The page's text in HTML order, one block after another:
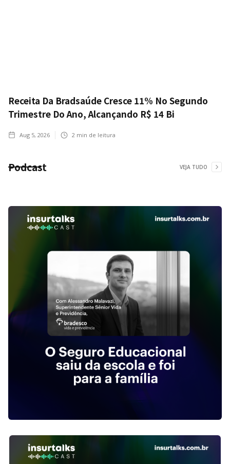
Receita Da Bradsaúde Cresce 11% No Segundo
Trimestre Do Ano, Alcançando R$ 14 Bi
Aug 5, 2026 2 min de leitura
Podcast VEJA TUDO